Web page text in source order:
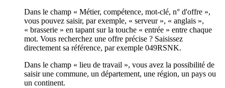
Dans le champ « Métier, compétence, mot-clé, n° d'offre »,
vous pouvez saisir, par exemple, « serveur », « anglais »,
« brasserie » en tapant sur la touche « entrée » entre chaque
mot. Vous recherchez une offre précise ? Saisissez
directement sa référence, par exemple 049RSNK.
Dans le champ « lieu de travail », vous avez la possibilité de
saisir une commune, un département, une région, un pays ou
un continent.